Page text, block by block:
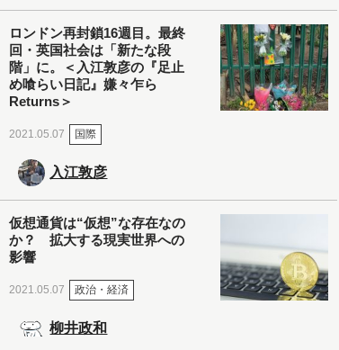
ロンドン再封鎖16週目。最終
回・英国社会は「新たな段
階」に。＜入江敦彦の『足止
め喰らい日記』嫌々乍ら
Returns＞
2021.05.07 国際
入江敦彦
仮想通貨は“仮想”な存在なの
か？ 拡大する現実世界への
影響
2021.05.07 政治・経済
柳井政和